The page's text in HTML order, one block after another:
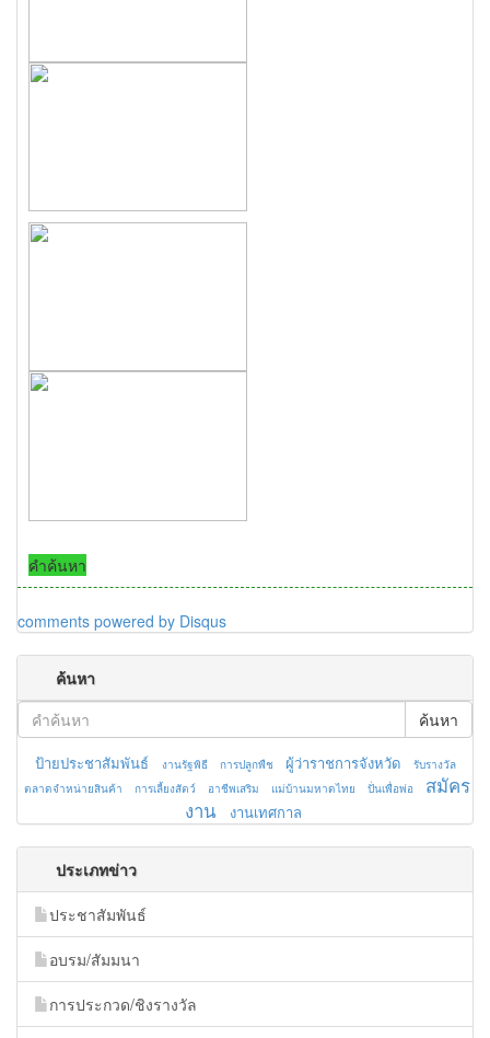
คำค้นหา
comments powered by Disqus
ค้นหา
ค้นหา
ป้ายประชาสัมพันธ์ งานรัฐพิธี การปลูกพืช ผู้ว่าราชการจังหวัด
รับรางวัล
ตลาดจำหน่ายสินค้า
การเลี้ยงสัตว์ อาชีพเสริม แม่บ้านมหาดไทย ปั่นเพื่อพ่อ
สมัคร
งาน
งานเทศกาล
ประเภทข่าว
ประชาสัมพันธ์
อบรม/สัมมนา
การประกวด/ชิงรางวัล